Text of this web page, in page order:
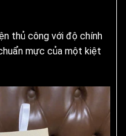
thủ công với độ chính
mực của một kiệt